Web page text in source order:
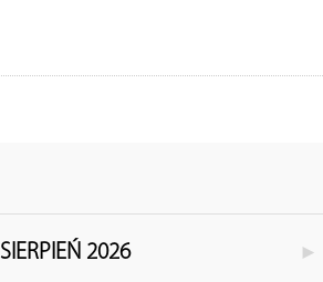
SIERPIEŃ 2026 ►